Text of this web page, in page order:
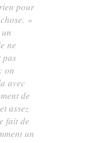
pour
»
ne
pas
on
avec
de
assez
fait de
un